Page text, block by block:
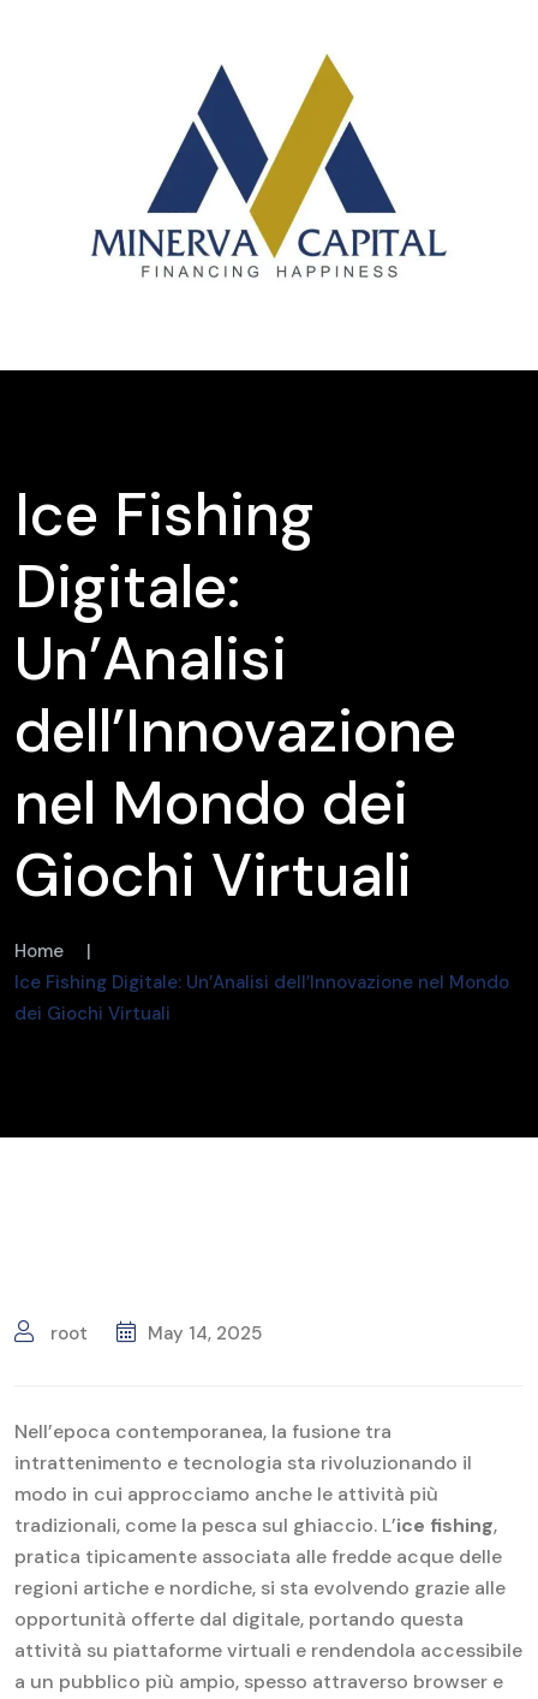
Ice Fishing
Digitale:
Un’Analisi
dell’Innovazione
nel Mondo dei
Giochi Virtuali
Home
|
Ice Fishing Digitale: Un’Analisi dell’Innovazione nel Mondo
dei Giochi Virtuali
root May 14, 2025
Nell’epoca contemporanea, la fusione tra
intrattenimento e tecnologia sta rivoluzionando il
modo in cui approcciamo anche le attività più
tradizionali, come la pesca sul ghiaccio. L’ice fishing,
pratica tipicamente associata alle fredde acque delle
regioni artiche e nordiche, si sta evolvendo grazie alle
opportunità offerte dal digitale, portando questa
attività su piattaforme virtuali e rendendola accessibile
a un pubblico più ampio, spesso attraverso browser e